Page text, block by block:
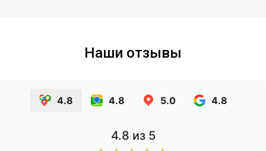
Наши отзывы
4.8 4.8 5.0 4.8
4.8 из 5